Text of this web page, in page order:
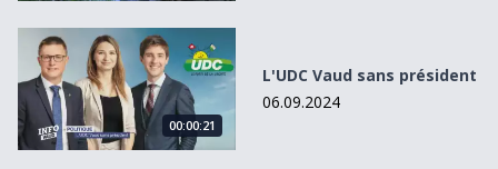
L&#039;UDC Vaud sans président
00:00:21
L'UDC Vaud sans président
06.09.2024